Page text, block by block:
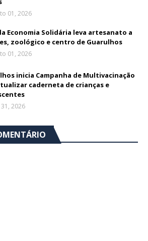
01, 2026
Economia Solidária leva artesanato a
zoológico e centro de Guarulhos
01, 2026
inicia Campanha de Multivacinação
caderneta de crianças e
31, 2026